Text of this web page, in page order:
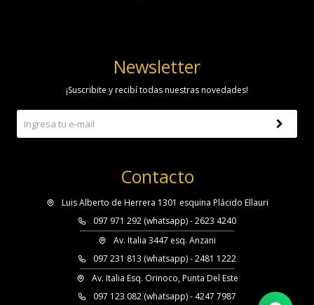
Contacto
Luis Alberto de Herrera 1301 esquina Plácido Ellauri
097 971 292 (whatsapp) - 2623 4240
Av. Italia 3447 esq. Anzani
097 231 813 (whatsapp) - 2481 1222
Av. Italia Esq. Orinoco, Punta Del Este
097 123 082 (whatsapp) - 4247 7987
Newsletter
¡Suscribite y recibí todas nuestras novedades!